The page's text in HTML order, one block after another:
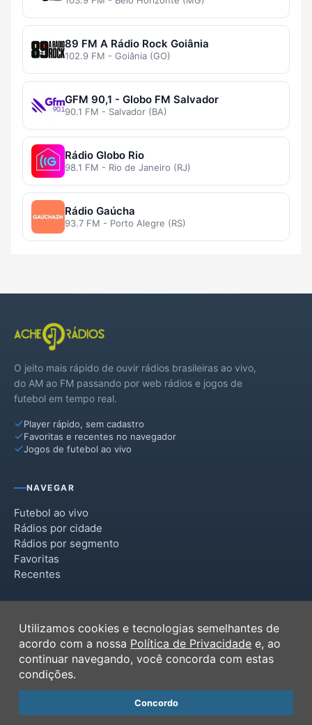
89 FM A Rádio Rock Goiânia
102.9 FM - Goiânia (GO)
GFM 90,1 - Globo FM Salvador
90.1 FM - Salvador (BA)
Rádio Globo Rio
98.1 FM - Rio de Janeiro (RJ)
Rádio Gaúcha
93.7 FM - Porto Alegre (RS)
O jeito mais rápido de ouvir rádios brasileiras ao vivo,
do AM ao FM passando por web rádios e jogos de
futebol em tempo real.
Player rápido, sem cadastro
Favoritas e recentes no navegador
Jogos de futebol ao vivo
NAVEGAR
Futebol ao vivo
Rádios por cidade
Rádios por segmento
Favoritas
Recentes
Termos de Uso
Política de Privacidade
Ferramentas
Contato
Utilizamos cookies e tecnologias semelhantes de
acordo com a nossa Política de Privacidade e, ao
continuar navegando, você concorda com estas
condições.
Concordo